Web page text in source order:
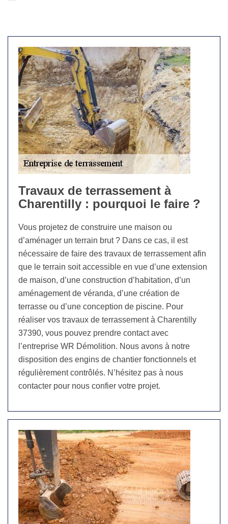
Travaux de terrassement à
Charentilly : pourquoi le faire ?
Vous projetez de construire une maison ou
d’aménager un terrain brut ? Dans ce cas, il est
nécessaire de faire des travaux de terrassement afin
que le terrain soit accessible en vue d’une extension
de maison, d’une construction d’habitation, d’un
aménagement de véranda, d’une création de
terrasse ou d’une conception de piscine. Pour
réaliser vos travaux de terrassement à Charentilly
37390, vous pouvez prendre contact avec
l’entreprise WR Démolition. Nous avons à notre
disposition des engins de chantier fonctionnels et
régulièrement contrôlés. N’hésitez pas à nous
contacter pour nous confier votre projet.